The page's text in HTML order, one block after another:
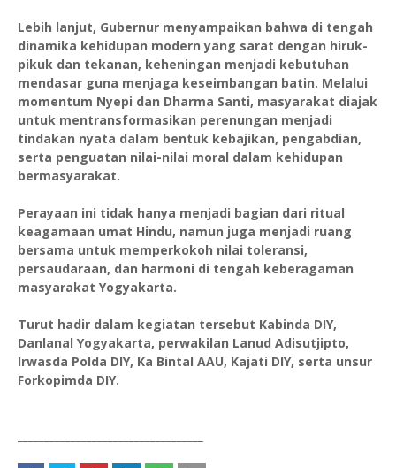
Lebih lanjut, Gubernur menyampaikan bahwa di tengah
dinamika kehidupan modern yang sarat dengan hiruk-
pikuk dan tekanan, keheningan menjadi kebutuhan
mendasar guna menjaga keseimbangan batin. Melalui
momentum Nyepi dan Dharma Santi, masyarakat diajak
untuk mentransformasikan perenungan menjadi
tindakan nyata dalam bentuk kebajikan, pengabdian,
serta penguatan nilai-nilai moral dalam kehidupan
bermasyarakat.
Perayaan ini tidak hanya menjadi bagian dari ritual
keagamaan umat Hindu, namun juga menjadi ruang
bersama untuk memperkokoh nilai toleransi,
persaudaraan, dan harmoni di tengah keberagaman
masyarakat Yogyakarta.
Turut hadir dalam kegiatan tersebut Kabinda DIY,
Danlanal Yogyakarta, perwakilan Lanud Adisutjipto,
Irwasda Polda DIY, Ka Bintal AAU, Kajati DIY, serta unsur
Forkopimda DIY.